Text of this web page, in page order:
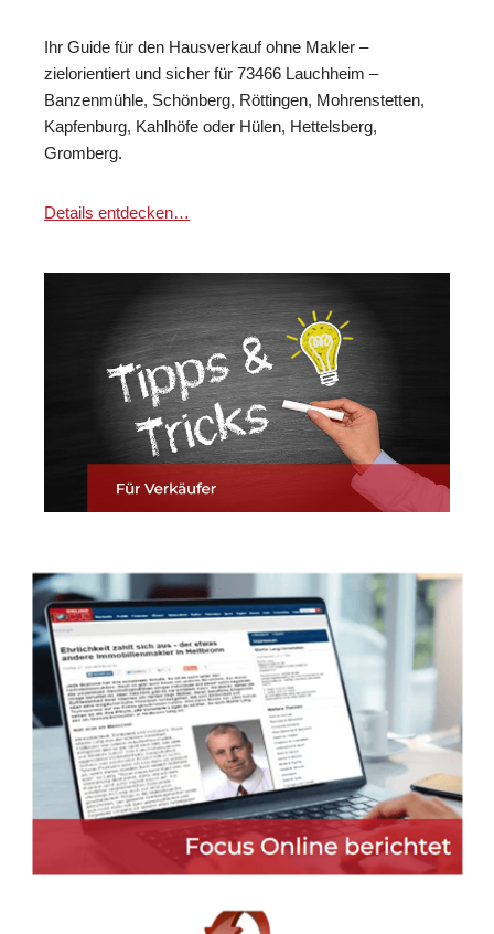
Ihr Guide für den Hausverkauf ohne Makler –
zielorientiert und sicher für 73466 Lauchheim –
Banzenmühle, Schönberg, Röttingen, Mohrenstetten,
Kapfenburg, Kahlhöfe oder Hülen, Hettelsberg,
Gromberg.
Details entdecken…